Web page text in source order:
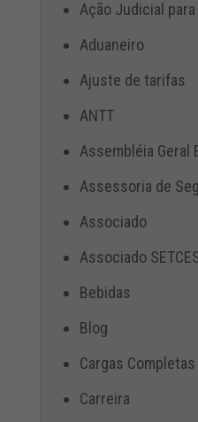
Ação Judicial
Aduaneiro
Ajuste de tarifas
ANTT
Assembléia Geral
Assessoria de
Associado
Associado
Bebidas
Blog
Cargas Completas
Carreira